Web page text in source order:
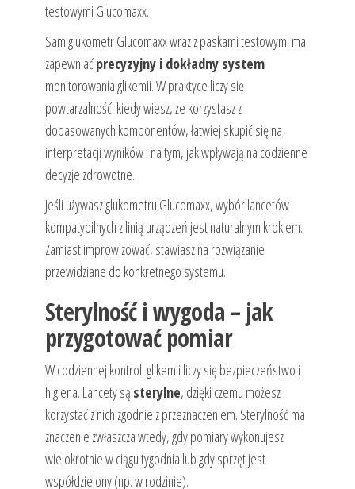
testowymi Glucomaxx.
Sam glukometr Glucomaxx wraz z paskami testowymi ma
zapewniaćprecyzyjny i dokładny system
monitorowania glikemii. W praktyce liczy się
powtarzalność: kiedy wiesz, że korzystasz z
dopasowanych komponentów, łatwiej skupić się na
interpretacji wyników i na tym, jak wpływają na codzienne
decyzje zdrowotne.
Jeśli używasz glukometru Glucomaxx, wybór lancetów
kompatybilnych z linią urządzeń jest naturalnym krokiem.
Zamiast improwizować, stawiasz na rozwiązanie
przewidziane do konkretnego systemu.
Sterylność i wygoda – jak
przygotować pomiar
W codziennej kontroli glikemii liczy się bezpieczeństwo i
higiena. Lancety są sterylne, dzięki czemu możesz
korzystać z nich zgodnie z przeznaczeniem. Sterylność ma
znaczenie zwłaszcza wtedy, gdy pomiary wykonujesz
wielokrotnie w ciągu tygodnia lub gdy sprzęt jest
współdzielony (np. w rodzinie).